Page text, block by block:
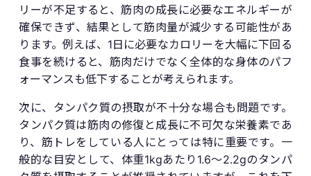
リーが不足すると、筋肉の成長に必要なエネルギーが
確保できず、結果として筋肉量が減少する可能性があ
ります。例えば、1日に必要なカロリーを大幅に下回る
食事を続けると、筋肉だけでなく全体的な身体のパフ
ォーマンスも低下することが考えられます。
次に、タンパク質の摂取が不十分な場合も問題です。
タンパク質は筋肉の修復と成長に不可欠な栄養素であ
り、筋トレをしている人にとっては特に重要です。一
般的な目安として、体重1kgあたり1.6〜2.2gのタンパ